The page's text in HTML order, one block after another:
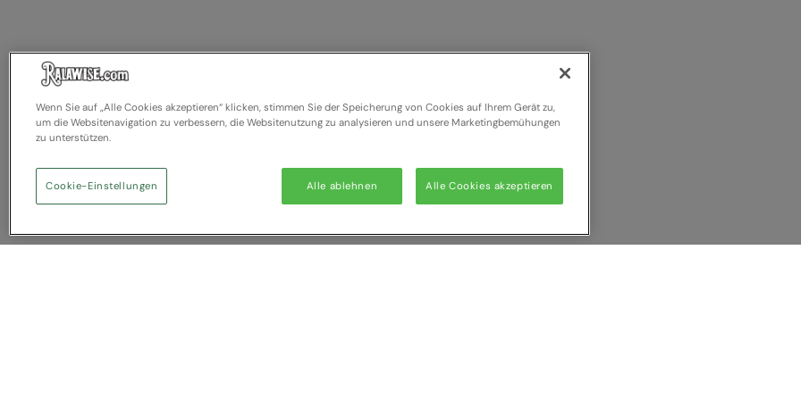
Wenn Sie auf „Alle Cookies akzeptieren“ klicken, stimmen Sie der Speicherung von Cookies auf Ihrem Gerät zu,
um die Websitenavigation zu verbessern, die Websitenutzung zu analysieren und unsere Marketingbemühungen
zu unterstützen.
Alle ablehnen Alle Cookies akzeptieren
Cookie-Einstellungen